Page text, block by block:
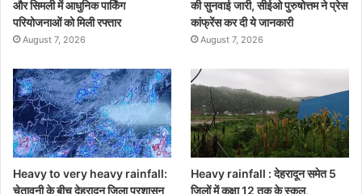
और सिमली में आधुनिक पार्किंग
परियोजनाओं को मिली रफ्तार
August 7, 2026
की सुनवाई जारी, सीईओ पुरुषोत्तम ने प्रेस
कांफ्रेंस कर दी ये जानकारी
August 7, 2026
Heavy to very heavy rainfall:
चेतावनी के बीच देहरादून जिला प्रशासन
Heavy rainfall : देहरादून समेत 5
जिलों में कक्षा 12 तक के स्कूल,